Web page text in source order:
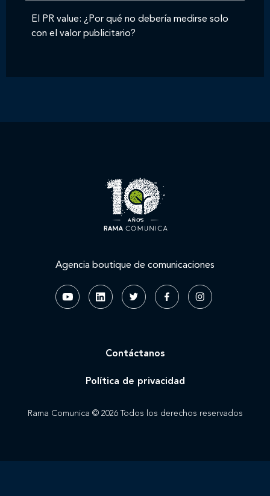
El PR value: ¿Por qué no debería medirse solo
con el valor publicitario?
Agencia boutique de comunicaciones
Rama Comunica © 2026 Todos los derechos reservados
Contáctanos
Política de privacidad